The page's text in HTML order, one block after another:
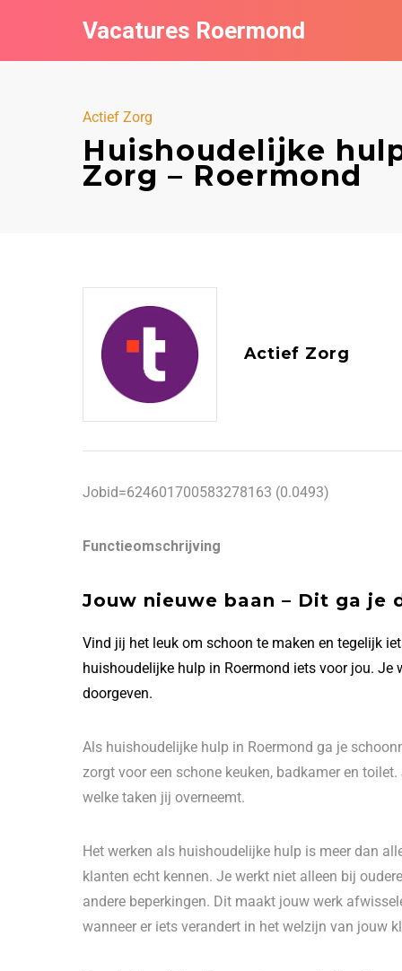
Vacatures Roermond
Actief Zorg
Huishoudelijke
Zorg – Roermond
Actief Zorg
Jobid=624601700583278163 (0.0493)
Functieomschrijving
Jouw nieuwe baan – Dit ga je
Vind jij het leuk om schoon te maken en tegelijk
huishoudelijke hulp in Roermond iets voor jou.
doorgeven.
Als huishoudelijke hulp in Roermond ga je
zorgt voor een schone keuken, badkamer en
welke taken jij overneemt.
Het werken als huishoudelijke hulp is meer dan
klanten echt kennen. Je werkt niet alleen bij
andere beperkingen. Dit maakt jouw werk
wanneer er iets verandert in het welzijn van jouw